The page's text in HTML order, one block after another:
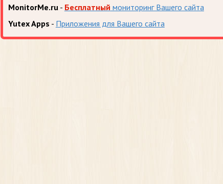
MonitorMe.ru - Бесплатный мониторинг Вашего сайта
Yutex Apps - Приложения для Вашего сайта